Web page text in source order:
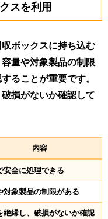
スを利用
ボックスに持ち込む
量や対象製品の制限
ることが重要です。
損がないか確認して
内容
安全に処理できる
対象製品の制限がある
絶縁し、破損がないか確認